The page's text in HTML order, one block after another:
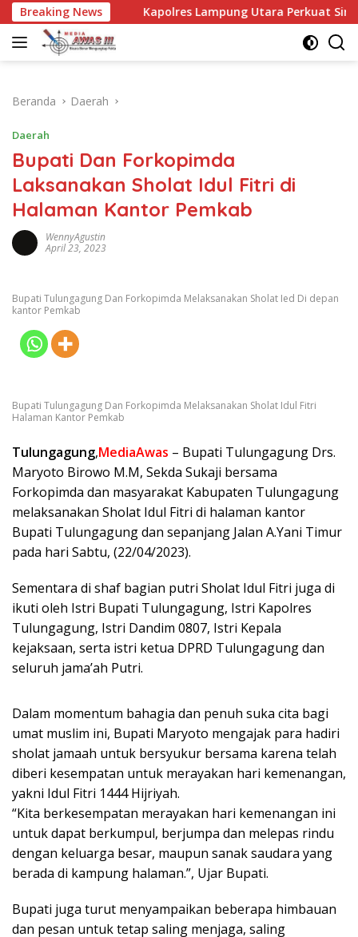
Langsung
ke
konten
Breaking News
Kapolres Lampung Utara Perkuat Sinergi dengan Kalapas
Beranda Daerah
Daerah
Bupati Dan Forkopimda
Laksanakan Sholat Idul Fitri di
Halaman Kantor Pemkab
WennyAgustin
April 23, 2023
Bupati Tulungagung Dan Forkopimda Melaksanakan Sholat Ied Di depan
kantor Pemkab
Bupati Tulungagung Dan Forkopimda Melaksanakan Sholat Idul Fitri
Halaman Kantor Pemkab
Tulungagung,MediaAwas – Bupati Tulungagung Drs.
Maryoto Birowo M.M, Sekda Sukaji bersama
Forkopimda dan masyarakat Kabupaten Tulungagung
melaksanakan Sholat Idul Fitri di halaman kantor
Bupati Tulungagung dan sepanjang Jalan A.Yani Timur
pada hari Sabtu, (22/04/2023).
Sementara di shaf bagian putri Sholat Idul Fitri juga di
ikuti oleh Istri Bupati Tulungagung, Istri Kapolres
Tulungagung, Istri Dandim 0807, Istri Kepala
kejaksaan, serta istri ketua DPRD Tulungagung dan
seluruh jama’ah Putri.
Dalam momentum bahagia dan penuh suka cita bagi
umat muslim ini, Bupati Maryoto mengajak para hadiri
sholat jamaah untuk bersyukur bersama karena telah
diberi kesempatan untuk merayakan hari kemenangan,
yakni Idul Fitri 1444 Hijriyah.
“Kita berkesempatan merayakan hari kemenangan ini
untuk dapat berkumpul, berjumpa dan melepas rindu
dengan keluarga besar, maupun sanak saudara yang
berada di kampung halaman.”, Ujar Bupati.
Bupati juga turut menyampaikan beberapa himbauan
dan pesan untuk tetap saling menjaga, saling